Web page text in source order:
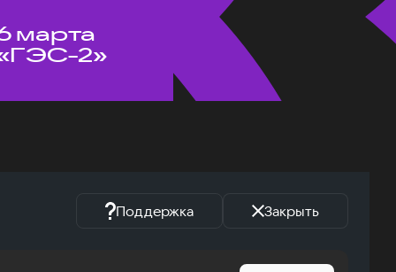
марта
2»
Поддержка Закрыть